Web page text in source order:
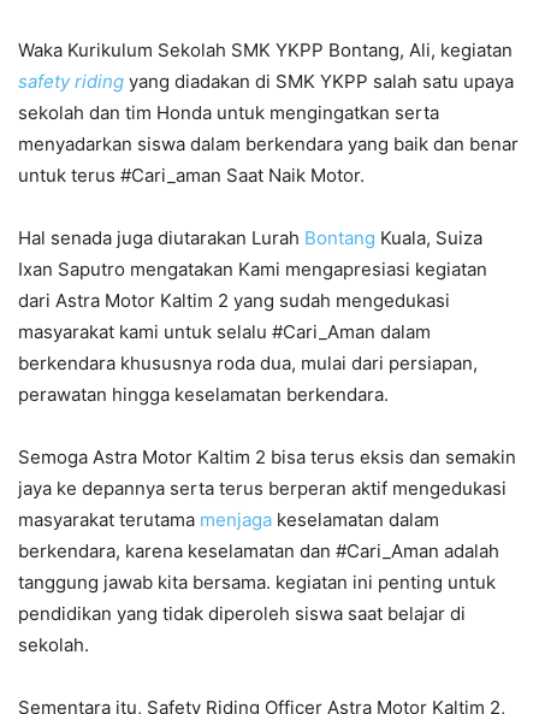
Waka Kurikulum Sekolah SMK YKPP Bontang, Ali, kegiatan
safety riding yang diadakan di SMK YKPP salah satu upaya
sekolah dan tim Honda untuk mengingatkan serta
menyadarkan siswa dalam berkendara yang baik dan benar
untuk terus #Cari_aman Saat Naik Motor.
Hal senada juga diutarakan Lurah Bontang Kuala, Suiza
Ixan Saputro mengatakan Kami mengapresiasi kegiatan
dari Astra Motor Kaltim 2 yang sudah mengedukasi
masyarakat kami untuk selalu #Cari_Aman dalam
berkendara khususnya roda dua, mulai dari persiapan,
perawatan hingga keselamatan berkendara.
Semoga Astra Motor Kaltim 2 bisa terus eksis dan semakin
jaya ke depannya serta terus berperan aktif mengedukasi
masyarakat terutama menjaga keselamatan dalam
berkendara, karena keselamatan dan #Cari_Aman adalah
tanggung jawab kita bersama. kegiatan ini penting untuk
pendidikan yang tidak diperoleh siswa saat belajar di
sekolah.
Sementara itu, Safety Riding Officer Astra Motor Kaltim 2,